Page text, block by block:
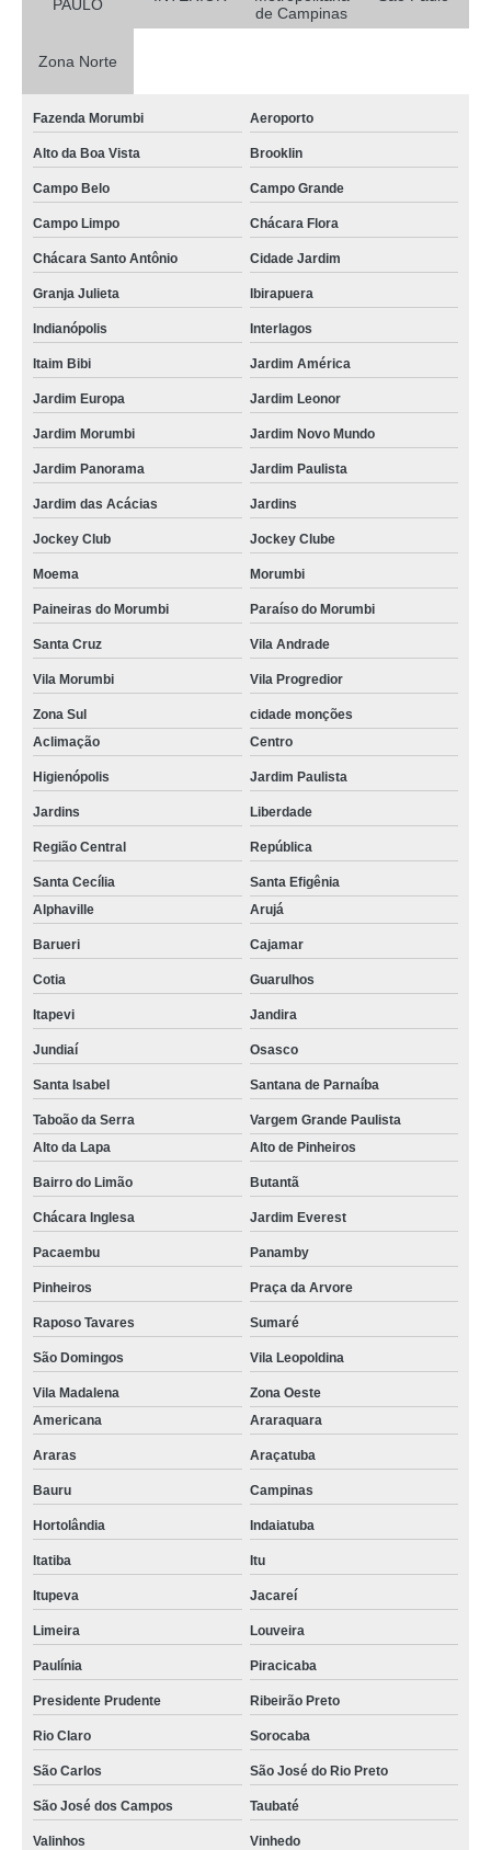
PAULO
de Campinas
Zona Norte
Fazenda Morumbi Aeroporto
Alto da Boa Vista Brooklin
Campo Belo Campo Grande
Campo Limpo Chácara Flora
Chácara Santo Antônio Cidade Jardim
Granja Julieta Ibirapuera
Indianópolis Interlagos
Itaim Bibi Jardim América
Jardim Europa Jardim Leonor
Jardim Morumbi Jardim Novo Mundo
Jardim Panorama Jardim Paulista
Jardim das Acácias Jardins
Jockey Club Jockey Clube
Moema Morumbi
Paineiras do Morumbi Paraíso do Morumbi
Santa Cruz Vila Andrade
Vila Morumbi Vila Progredior
Zona Sul
cidade monções
Aclimação
Centro
Higienópolis Jardim Paulista
Jardins Liberdade
Região Central República
Santa Cecília
Santa Efigênia
Alphaville
Arujá
Barueri Cajamar
Cotia Guarulhos
Itapevi Jandira
Jundiaí Osasco
Santa Isabel Santana de Parnaíba
Taboão da Serra
Vargem Grande Paulista
Alto da Lapa
Alto de Pinheiros
Bairro do Limão Butantã
Chácara Inglesa Jardim Everest
Pacaembu Panamby
Pinheiros Praça da Arvore
Raposo Tavares Sumaré
São Domingos Vila Leopoldina
Vila Madalena
Zona Oeste
Americana
Araraquara
Araras Araçatuba
Bauru Campinas
Hortolândia Indaiatuba
Itatiba Itu
Itupeva Jacareí
Limeira Louveira
Paulínia Piracicaba
Presidente Prudente Ribeirão Preto
Rio Claro Sorocaba
São Carlos São José do Rio Preto
São José dos Campos Taubaté
Valinhos Vinhedo